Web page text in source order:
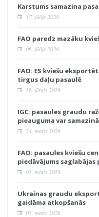
Karstums samazina
17. jūlijs 2026.
FAO paredz mazāku
06. jūlijs 2026.
FAO: ES kviešu
tirgus daļu pasaulē
26. jūnijs 2026.
IGC: pasaules graudu
pieauguma var
24. maijs 2026.
FAO: pasaules kviešu
piedāvājums saglabājas
01. maijs 2026.
Ukrainas graudu
gaidāma atkopšanās
01. maijs 2026.